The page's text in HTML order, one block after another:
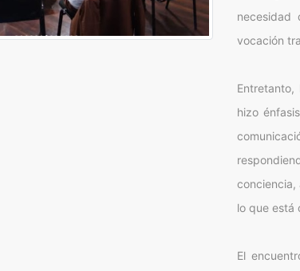
necesidad
vocación
hizo
conciencia,
lo que está
El